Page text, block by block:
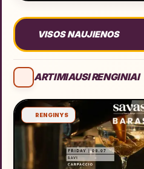
VISOS NAUJIENOS
ARTIMIAUSI RENGINIAI
RENGINYS